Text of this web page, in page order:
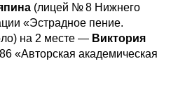
(лицей № 8 Нижнего
«Эстрадное пение.
на 2 месте — Виктория
«Авторская академическая